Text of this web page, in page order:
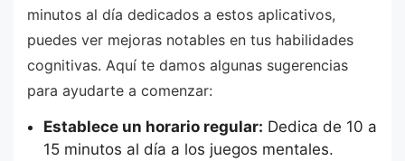
minutos al día dedicados a estos aplicativos,
puedes ver mejoras notables en tus habilidades
cognitivas. Aquí te damos algunas sugerencias
para ayudarte a comenzar:
Establece un horario regular: Dedica de 10 a
15 minutos al día a los juegos mentales.